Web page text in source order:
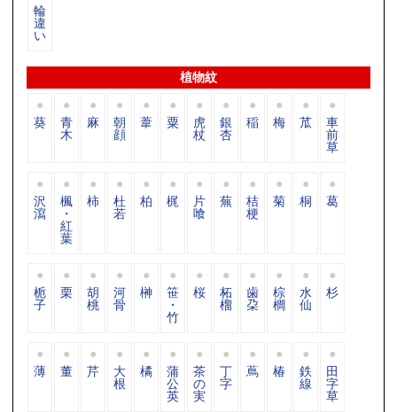
輪
違
い
植物紋
葵 青
木
麻 朝
顔
葦 粟 虎
杖
銀
杏
稲 梅 苽 車
前
草
沢
瀉
楓
・
紅
葉
柿 杜
若
柏 梶 片
喰
蕪 桔
梗
菊 桐 葛
栀
子
栗 胡
桃
河
骨
榊 笹
・
竹
桜 柘
榴
歯
朶
棕
櫚
水
仙
杉
薄 董 芹 大
根
橘 蒲
公
英
茶
の
実
丁
字
蔦 椿 鉄
線
田
字
草